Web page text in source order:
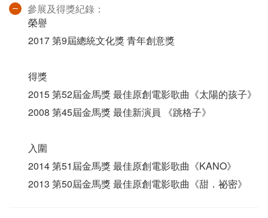
參展及得獎紀錄：
榮譽
2017 第9屆總統文化獎 青年創意獎
得獎
2015 第52屆金馬獎 最佳原創電影歌曲《太陽的孩子》
2008 第45屆金馬獎 最佳新演員 《跳格子》
入圍
2014 第51屆金馬獎 最佳原創電影歌曲《KANO》
2013 第50屆金馬獎 最佳原創電影歌曲《甜．祕密》